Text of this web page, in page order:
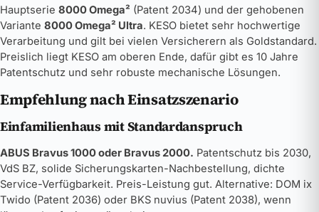
Hauptserie 8000 Omega² (Patent 2034) und der gehobenen
Variante 8000 Omega² Ultra. KESO bietet sehr hochwertige
Verarbeitung und gilt bei vielen Versicherern als Goldstandard.
Preislich liegt KESO am oberen Ende, dafür gibt es 10 Jahre
Patentschutz und sehr robuste mechanische Lösungen.
Empfehlung nach Einsatzszenario
Einfamilienhaus mit Standardanspruch
ABUS Bravus 1000 oder Bravus 2000. Patentschutz bis 2030,
VdS BZ, solide Sicherungskarten-Nachbestellung, dichte
Service-Verfügbarkeit. Preis-Leistung gut. Alternative: DOM ix
Twido (Patent 2036) oder BKS nuvius (Patent 2038), wenn